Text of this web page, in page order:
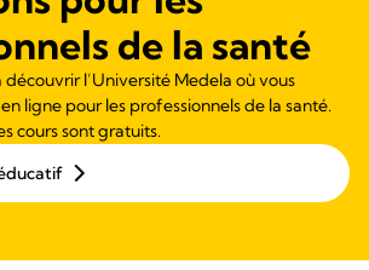
de la santé
découvrir l’Université Medela où vous
ligne pour les professionnels de la santé.
cours sont gratuits.